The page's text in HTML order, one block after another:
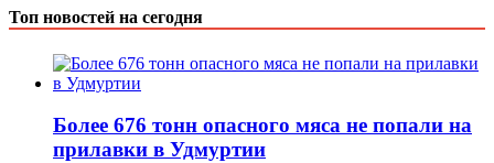
Топ новостей на сегодня
Более 676 тонн опасного мяса не попали на
прилавки в Удмуртии